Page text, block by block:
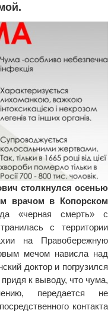
столкнулся осенью
врачом в Копорском
«черная смерть» с
с территории
на Правобережную
мечом нависла над
доктор и погрузился
к выводу, что чума,
передается не
контакта